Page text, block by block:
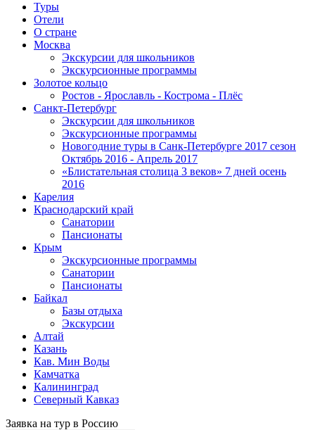
Туры
Отели
О стране
Москва
Экскурсии для школьников
Экскурсионные программы
Золотое кольцо
Ростов - Ярославль - Кострома - Плёс
Санкт-Петербург
Экскурсии для школьников
Экскурсионные программы
Новогодние туры в Санк-Петербурге 2017 сезон
Октябрь 2016 - Апрель 2017
«Блистательная столица 3 веков» 7 дней осень
2016
Карелия
Краснодарский край
Санатории
Пансионаты
Крым
Экскурсионные программы
Санатории
Пансионаты
Байкал
Базы отдыха
Экскурсии
Алтай
Казань
Кав. Мин Воды
Камчатка
Калининград
Северный Кавказ
Заявка на тур в Россию